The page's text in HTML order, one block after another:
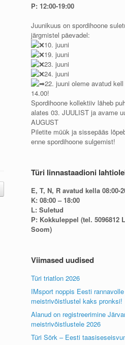
P: 12:00-19:00
Juunikuus on spordihoone
järgmistel päevadel:
10. juuni
19. juuni
23. juuni
24. juuni
22. juuni oleme avatud
14.00!
Spordihoone kollektiiv läheb
alates 03. JUULIST ja avame
AUGUST
Piletite müük ja sissepääs
enne spordihoone sulgemist!
Türi linnastaadioni
E, T, N, R avatud kella 08:00-
K: 08:00 – 18:00
L: Suletud
P: Kokkuleppel (tel. 5096812
Soom)
Viimased uudised
Türi triatlon 2026
IMsport noppis Eesti rannavolle
meistrivõistlustel kaks pronksi!
Alanud on registreerimine
meistrivõistlustele 2026
Türi Sörk – Eesti